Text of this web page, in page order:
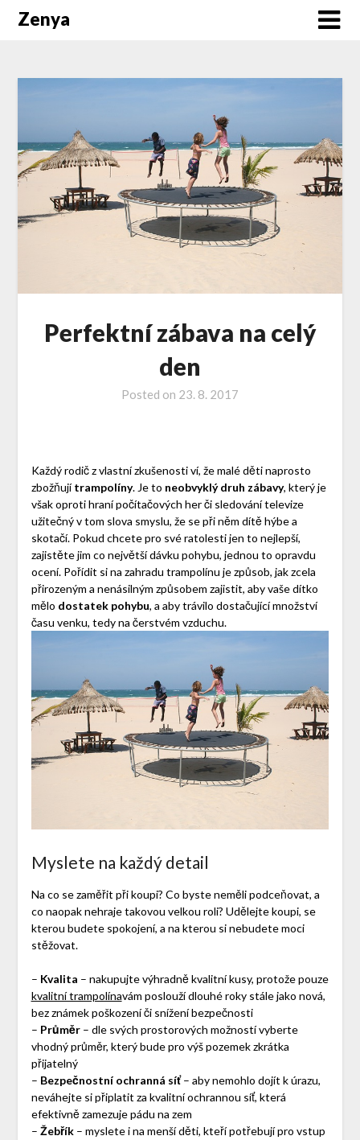
Zenya
Perfektní zábava na celý
den
Posted on 23. 8. 2017
Každý rodič z vlastní zkušenosti ví, že malé děti naprosto
zbožňujítrampolíny. Je to neobvyklý druh zábavy, který je
však oproti hraní počítačových her či sledování televize
užitečný v tom slova smyslu, že se při něm dítě hýbe a
skotačí. Pokud chcete pro své ratolesti jen to nejlepší,
zajistěte jim co největší dávku pohybu, jednou to opravdu
ocení. Pořídit si na zahradu trampolínu je způsob, jak zcela
přirozeným a nenásilným způsobem zajistit, aby vaše dítko
mělo dostatek pohybu, a aby trávilo dostačující množství
času venku, tedy na čerstvém vzduchu.
Myslete na každý detail
Na co se zaměřit při koupi? Co byste neměli podceňovat, a
co naopak nehraje takovou velkou roli? Udělejte koupi, se
kterou budete spokojení, a na kterou si nebudete moci
stěžovat.
– Kvalita – nakupujte výhradně kvalitní kusy, protože pouze
kvalitní trampolínavám poslouží dlouhé roky stále jako nová,
bez známek poškození či snížení bezpečnosti
– Průměr– dle svých prostorových možností vyberte
vhodný průměr, který bude pro výš pozemek zkrátka
přijatelný
– Bezpečnostní ochranná síť– aby nemohlo dojít k úrazu,
neváhejte si připlatit za kvalitní ochrannou síť, která
efektivně zamezuje pádu na zem
– Žebřík– myslete i na menší děti, kteří potřebují pro vstup